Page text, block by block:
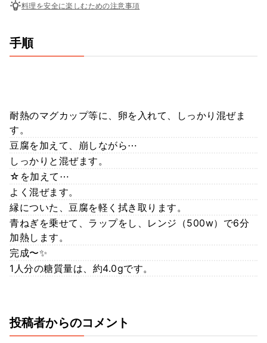
料理を安全に楽しむための注意事項
手順
耐熱のマグカップ等に、卵を入れて、しっかり混ぜま
す。
豆腐を加えて、崩しながら⋯
しっかりと混ぜます。
☆を加えて⋯
よく混ぜます。
縁についた、豆腐を軽く拭き取ります。
青ねぎを乗せて、ラップをし、レンジ（500w）で6分
加熱します。
完成〜✨
1人分の糖質量は、約4.0gです。
投稿者からのコメント